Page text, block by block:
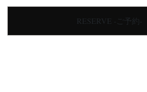
RESERVE -ご予約-